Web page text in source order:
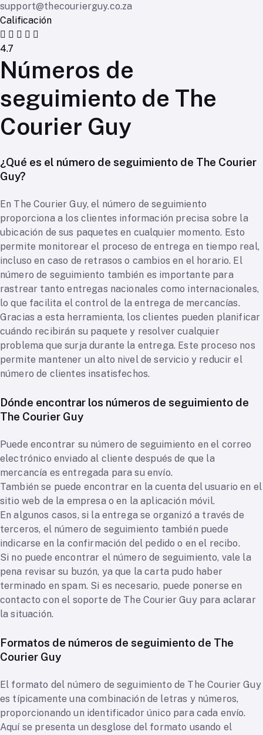
support@thecourierguy.co.za
Calificación
4.7
Números de
seguimiento de The
Courier Guy
¿Qué es el número de seguimiento de The Courier
Guy?
En The Courier Guy, el número de seguimiento
proporciona a los clientes información precisa sobre la
ubicación de sus paquetes en cualquier momento. Esto
permite monitorear el proceso de entrega en tiempo real,
incluso en caso de retrasos o cambios en el horario. El
número de seguimiento también es importante para
rastrear tanto entregas nacionales como internacionales,
lo que facilita el control de la entrega de mercancías.
Gracias a esta herramienta, los clientes pueden planificar
cuándo recibirán su paquete y resolver cualquier
problema que surja durante la entrega. Este proceso nos
permite mantener un alto nivel de servicio y reducir el
número de clientes insatisfechos.
Dónde encontrar los números de seguimiento de
The Courier Guy
Puede encontrar su número de seguimiento en el correo
electrónico enviado al cliente después de que la
mercancía es entregada para su envío.
También se puede encontrar en la cuenta del usuario en el
sitio web de la empresa o en la aplicación móvil.
En algunos casos, si la entrega se organizó a través de
terceros, el número de seguimiento también puede
indicarse en la confirmación del pedido o en el recibo.
Si no puede encontrar el número de seguimiento, vale la
pena revisar su buzón, ya que la carta pudo haber
terminado en spam. Si es necesario, puede ponerse en
contacto con el soporte de The Courier Guy para aclarar
la situación.
Formatos de números de seguimiento de The
Courier Guy
El formato del número de seguimiento de The Courier Guy
es típicamente una combinación de letras y números,
proporcionando un identificador único para cada envío.
Aquí se presenta un desglose del formato usando el